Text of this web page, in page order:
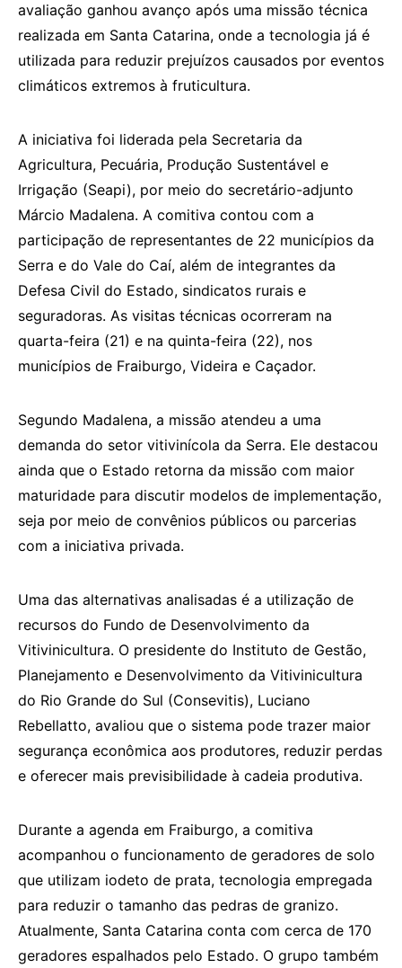
avaliação ganhou avanço após uma missão técnica
realizada em Santa Catarina, onde a tecnologia já é
utilizada para reduzir prejuízos causados por eventos
climáticos extremos à fruticultura.
A iniciativa foi liderada pela Secretaria da
Agricultura, Pecuária, Produção Sustentável e
Irrigação (Seapi), por meio do secretário-adjunto
Márcio Madalena. A comitiva contou com a
participação de representantes de 22 municípios da
Serra e do Vale do Caí, além de integrantes da
Defesa Civil do Estado, sindicatos rurais e
seguradoras. As visitas técnicas ocorreram na
quarta-feira (21) e na quinta-feira (22), nos
municípios de Fraiburgo, Videira e Caçador.
Segundo Madalena, a missão atendeu a uma
demanda do setor vitivinícola da Serra. Ele destacou
ainda que o Estado retorna da missão com maior
maturidade para discutir modelos de implementação,
seja por meio de convênios públicos ou parcerias
com a iniciativa privada.
Uma das alternativas analisadas é a utilização de
recursos do Fundo de Desenvolvimento da
Vitivinicultura. O presidente do Instituto de Gestão,
Planejamento e Desenvolvimento da Vitivinicultura
do Rio Grande do Sul (Consevitis), Luciano
Rebellatto, avaliou que o sistema pode trazer maior
segurança econômica aos produtores, reduzir perdas
e oferecer mais previsibilidade à cadeia produtiva.
Durante a agenda em Fraiburgo, a comitiva
acompanhou o funcionamento de geradores de solo
que utilizam iodeto de prata, tecnologia empregada
para reduzir o tamanho das pedras de granizo.
Atualmente, Santa Catarina conta com cerca de 170
geradores espalhados pelo Estado. O grupo também